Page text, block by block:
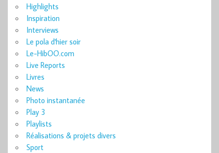
Highlights
Inspiration
Interviews
Le pola d'hier soir
Le-HibOO.com
Live Reports
Livres
News
Photo instantanée
Play 3
Playlists
Réalisations & projets divers
Sport